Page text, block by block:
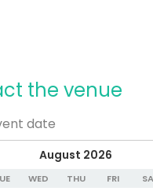
the venue
date
August 2026
WED THU FRI